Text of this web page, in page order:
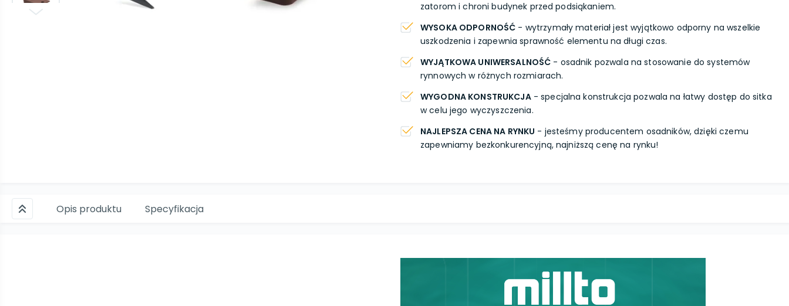
zatorom i chroni budynek przed podsiąkaniem.
WYSOKA ODPORNOŚĆ - wytrzymały materiał jest wyjątkowo odporny na wszelkie
uszkodzenia i zapewnia sprawność elementu na długi czas.
WYJĄTKOWA UNIWERSALNOŚĆ - osadnik pozwala na stosowanie do systemów
rynnowych w różnych rozmiarach.
WYGODNA KONSTRUKCJA- specjalna konstrukcja pozwala na łatwy dostęp do sitka
w celu jego wyczyszczenia.
NAJLEPSZA CENA NA RYNKU - jesteśmy producentem osadników, dzięki czemu
zapewniamy bezkonkurencyjną, najniższą cenę na rynku!
Opis produktu Specyfikacja